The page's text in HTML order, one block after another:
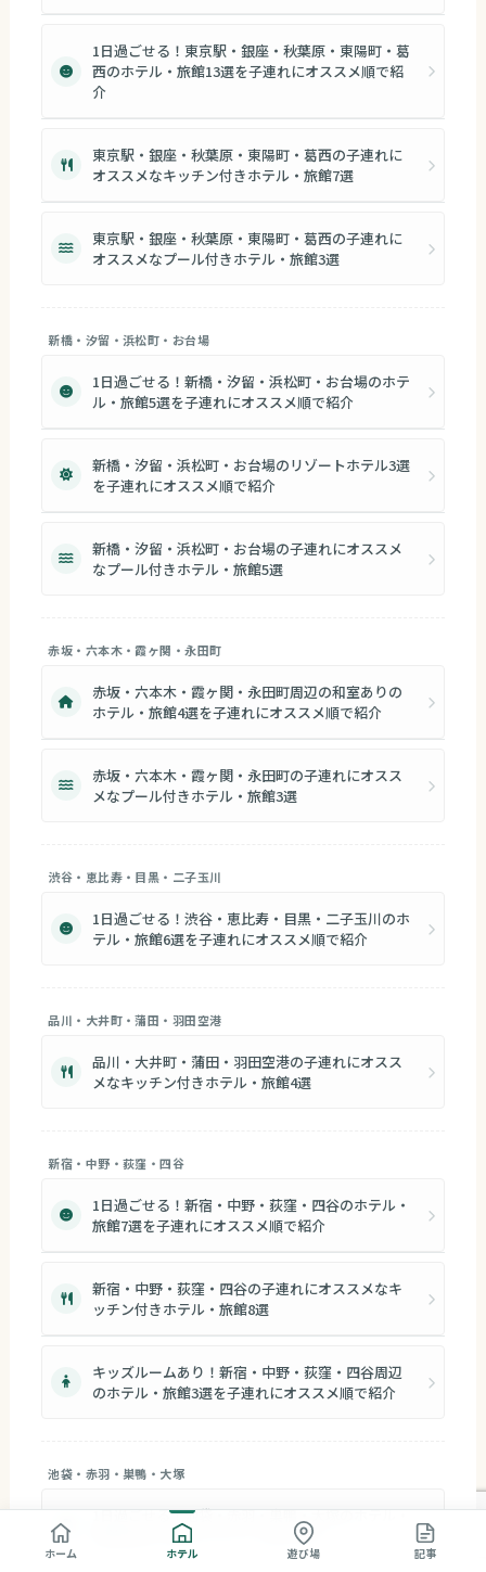
1日過ごせる！東京駅・銀座・秋葉原・東陽町・葛
西のホテル・旅館13選を子連れにオススメ順で紹
介
東京駅・銀座・秋葉原・東陽町・葛西の子連れに
オススメなキッチン付きホテル・旅館7選
東京駅・銀座・秋葉原・東陽町・葛西の子連れに
オススメなプール付きホテル・旅館3選
新橋・汐留・浜松町・お台場
1日過ごせる！新橋・汐留・浜松町・お台場のホテ
ル・旅館5選を子連れにオススメ順で紹介
新橋・汐留・浜松町・お台場のリゾートホテル3選
を子連れにオススメ順で紹介
新橋・汐留・浜松町・お台場の子連れにオススメ
なプール付きホテル・旅館5選
赤坂・六本木・霞ヶ関・永田町
赤坂・六本木・霞ヶ関・永田町周辺の和室ありの
ホテル・旅館4選を子連れにオススメ順で紹介
赤坂・六本木・霞ヶ関・永田町の子連れにオスス
メなプール付きホテル・旅館3選
渋谷・恵比寿・目黒・二子玉川
1日過ごせる！渋谷・恵比寿・目黒・二子玉川のホ
テル・旅館6選を子連れにオススメ順で紹介
品川・大井町・蒲田・羽田空港
品川・大井町・蒲田・羽田空港の子連れにオスス
メなキッチン付きホテル・旅館4選
新宿・中野・荻窪・四谷
1日過ごせる！新宿・中野・荻窪・四谷のホテル・
旅館7選を子連れにオススメ順で紹介
新宿・中野・荻窪・四谷の子連れにオススメなキ
ッチン付きホテル・旅館8選
キッズルームあり！新宿・中野・荻窪・四谷周辺
のホテル・旅館3選を子連れにオススメ順で紹介
池袋・赤羽・巣鴨・大塚
1日過ごせる！池袋・赤羽・巣鴨・大塚のホテル・
旅館4選を子連れにオススメ順で紹介
ホーム ホテル 遊び場 記事